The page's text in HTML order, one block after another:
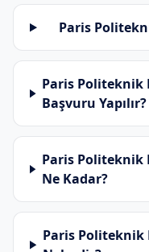
Paris
Paris Politeknik
Başvuru Yapılır?
Paris Politeknik
Ne Kadar?
Paris